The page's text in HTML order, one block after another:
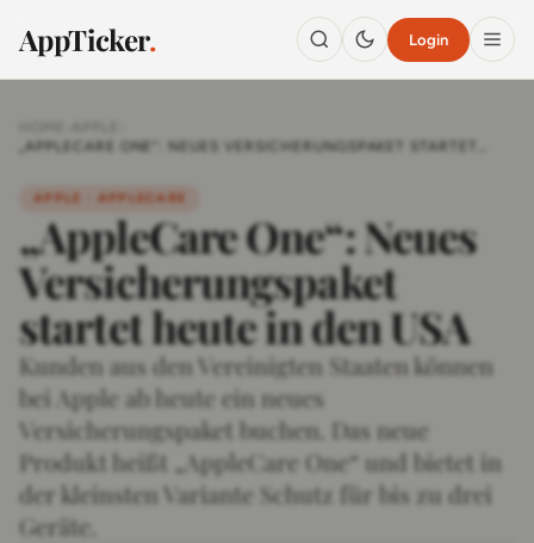
AppTicker. Login
„APPLECARE ONE“: NEUES VERSICHERUNGSPAKET STARTET
APPLE · APPLECARE
„AppleCare One“: Neues
Versicherungspaket
startet heute in den USA
Kunden aus den Vereinigten Staaten können
bei Apple ab heute ein neues
Versicherungspaket buchen. Das neue
Produkt heißt „AppleCare One“ und bietet in
der kleinsten Variante Schutz für bis zu drei
Geräte.